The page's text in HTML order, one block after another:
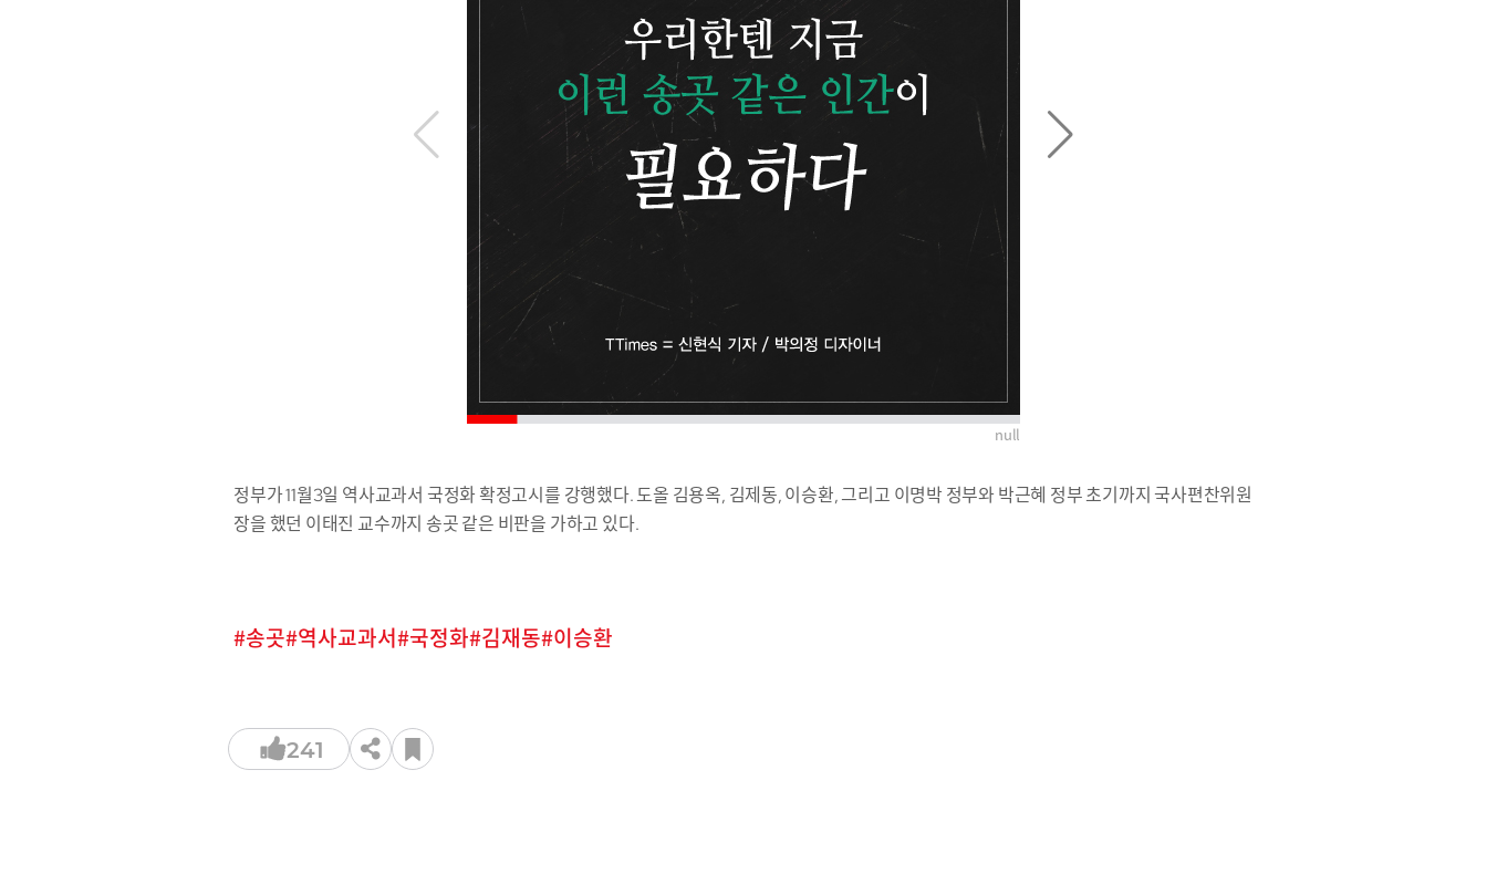
null
정부가 11월3일 역사교과서 국정화 확정고시를 강행했다. 도올 김용옥, 김제동, 이승환, 그리고 이명박 정부와 박근혜 정부 초기까지 국사편찬위원
장을 했던 이태진 교수까지 송곳 같은 비판을 가하고 있다.
241
송곳 역사교과서 국정화 김재동 이승환